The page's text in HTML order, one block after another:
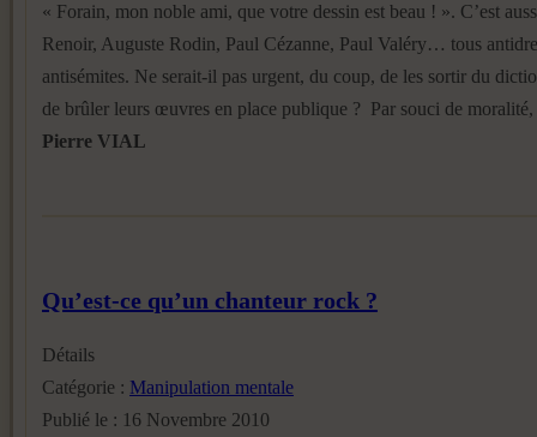
« Forain, mon noble ami, que votre dessin est beau ! ». C’est
Renoir, Auguste Rodin, Paul Cézanne, Paul Valéry… tous
antisémites. Ne serait-il pas urgent, du coup, de les sortir du
de brûler leurs œuvres en place publique ? Par souci de
Pierre VIAL
Qu’est-ce qu’un chanteur rock ?
Détails
Catégorie : Manipulation mentale
Publié le : 16 Novembre 2010